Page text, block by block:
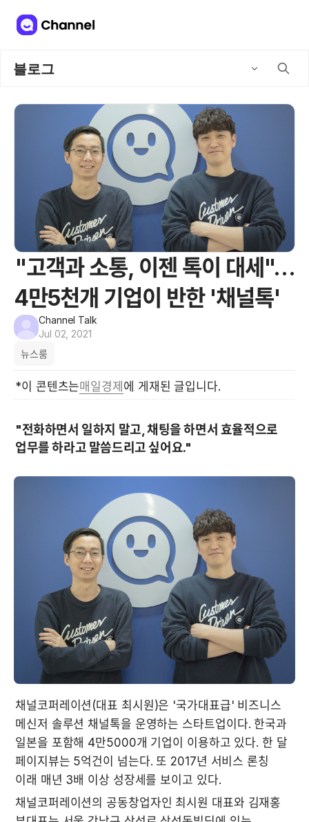
블로그
"고객과 소통, 이젠 톡이 대세"…
4만5천개 기업이 반한 '채널톡'
Channel Talk
Jul 02, 2021
뉴스룸
*이 콘텐츠는매일경제 에 게재된 글입니다.
"전화하면서 일하지 말고, 채팅을 하면서 효율적으로
업무를 하라고 말씀드리고 싶어요."
채널코퍼레이션(대표 최시원)은 '국가대표급' 비즈니스
메신저 솔루션 채널톡을 운영하는 스타트업이다. 한국과
일본을 포함해 4만5000개 기업이 이용하고 있다. 한 달
페이지뷰는 5억건이 넘는다. 또 2017년 서비스 론칭
이래 매년 3배 이상 성장세를 보이고 있다.
채널코퍼레이션의 공동창업자인 최시원 대표와 김재홍